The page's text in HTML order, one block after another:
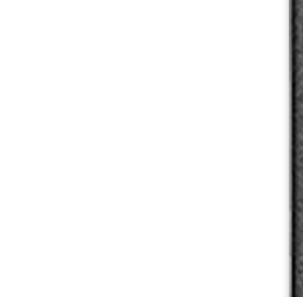
A/
窗口
传
日程安排与协
触控
键盘
键
应用
中
扩
控
带
音视频管理软
Intelligent